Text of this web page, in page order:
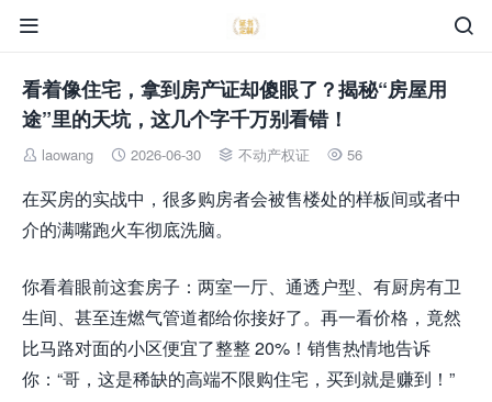


看着像住宅，拿到房产证却傻眼了？揭秘“房屋用
途”里的天坑，这几个字千万别看错！
 laowang  2026-06-30  不动产权证  56
在买房的实战中，很多购房者会被售楼处的样板间或者中
介的满嘴跑火车彻底洗脑。
你看着眼前这套房子：两室一厅、通透户型、有厨房有卫
生间、甚至连燃气管道都给你接好了。再一看价格，竟然
比马路对面的小区便宜了整整 20%！销售热情地告诉
你：“哥，这是稀缺的高端不限购住宅，买到就是赚到！”